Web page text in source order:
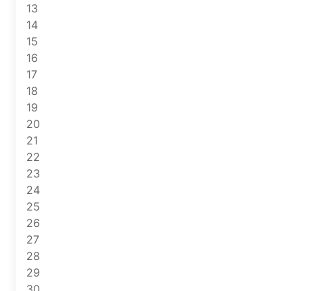
13
14
15
16
17
18
19
20
21
22
23
24
25
26
27
28
29